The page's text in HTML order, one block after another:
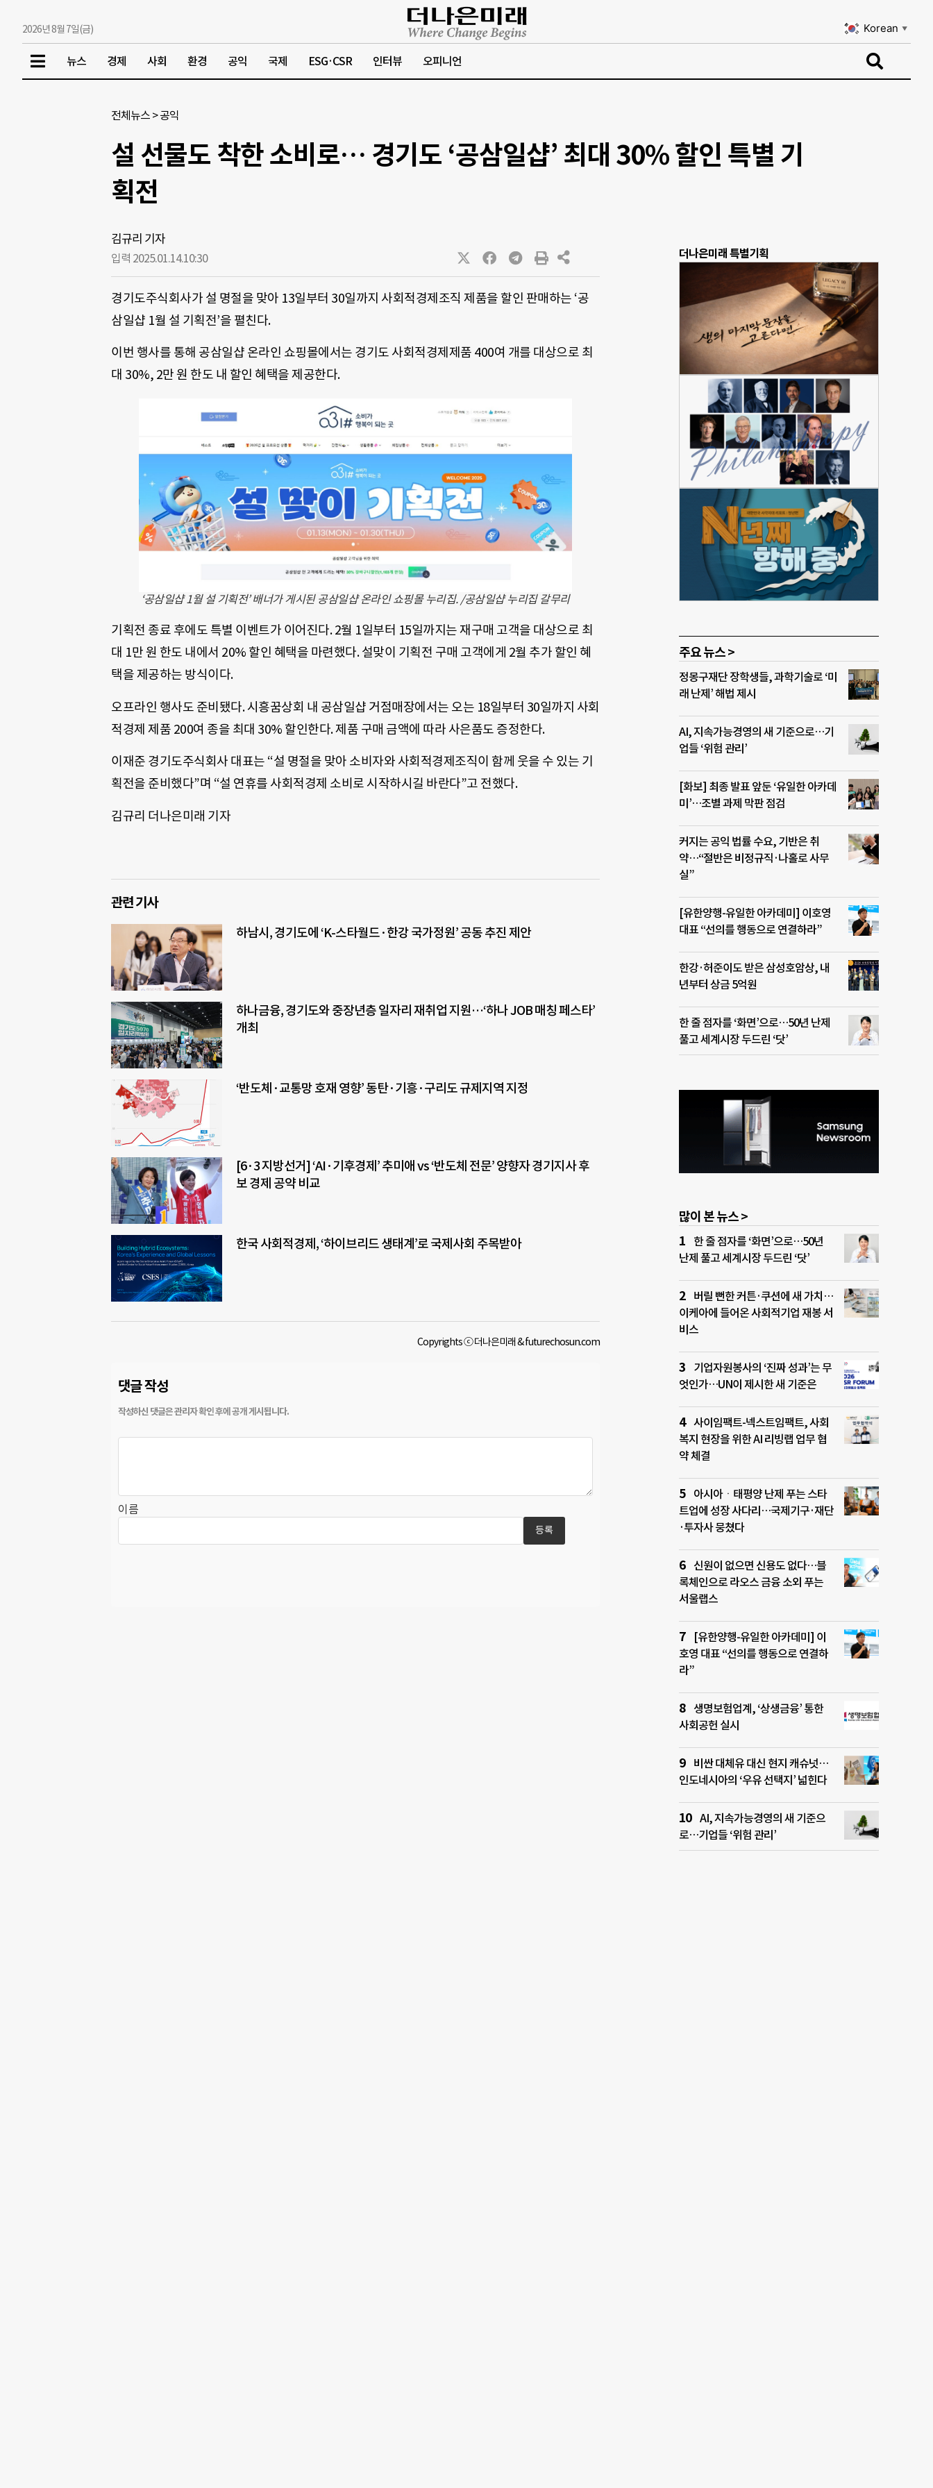
2026년 8월 7일(금) Korean ▼
뉴스 경제 사회 환경 공익 국제 ESG·CSR 인터뷰 오피니언
전체뉴스 >공익
설 선물도 착한 소비로… 경기도 ‘공삼일샵’ 최대 30% 할인 특별 기
획전
김규리 기자
입력 2025.01.14.10:30
경기도주식회사가 설 명절을 맞아 13일부터 30일까지 사회적경제조직 제품을 할인 판매하는 ‘공
삼일샵 1월 설 기획전’을 펼친다.
이번 행사를 통해 공삼일샵 온라인 쇼핑몰에서는 경기도 사회적경제제품 400여 개를 대상으로 최
대 30%, 2만 원 한도 내 할인 혜택을 제공한다.
‘공삼일샵 1월 설 기획전’ 배너가 게시된 공삼일샵 온라인 쇼핑몰 누리집. /공삼일샵 누리집 갈무리
기획전 종료 후에도 특별 이벤트가 이어진다. 2월 1일부터 15일까지는 재구매 고객을 대상으로 최
대 1만 원 한도 내에서 20% 할인 혜택을 마련했다. 설맞이 기획전 구매 고객에게 2월 추가 할인 혜
택을 제공하는 방식이다.
오프라인 행사도 준비됐다. 시흥꿈상회 내 공삼일샵 거점매장에서는 오는 18일부터 30일까지 사회
적경제 제품 200여 종을 최대 30% 할인한다. 제품 구매 금액에 따라 사은품도 증정한다.
이재준 경기도주식회사 대표는 “설 명절을 맞아 소비자와 사회적경제조직이 함께 웃을 수 있는 기
획전을 준비했다”며 “설 연휴를 사회적경제 소비로 시작하시길 바란다”고 전했다.
김규리 더나은미래 기자
관련 기사
하남시, 경기도에 ‘K-스타월드·한강 국가정원’ 공동 추진 제안
하나금융, 경기도와 중장년층 일자리 재취업 지원…‘하나 JOB 매칭 페스타’
개최
‘반도체·교통망 호재 영향’ 동탄·기흥·구리도 규제지역 지정
[6·3 지방선거] ‘AI·기후경제’ 추미애 vs ‘반도체 전문’ 양향자 경기지사 후
보 경제 공약 비교
한국 사회적경제, ‘하이브리드 생태계’로 국제사회 주목받아
Copyrights ⓒ 더나은미래 & futurechosun.com
댓글 작성
이름
더나은미래 특별기획
주요 뉴스 >
정몽구재단 장학생들, 과학기술로 ‘미
래 난제’ 해법 제시
AI, 지속가능경영의 새 기준으로…기
업들 ‘위험 관리’
[화보] 최종 발표 앞둔 ‘유일한 아카데
미’…조별 과제 막판 점검
커지는 공익 법률 수요, 기반은 취
약…“절반은 비정규직·나홀로 사무
실”
[유한양행-유일한 아카데미] 이호영
대표 “선의를 행동으로 연결하라”
한강·허준이도 받은 삼성호암상, 내
년부터 상금 5억원
한 줄 점자를 ‘화면’으로…50년 난제
풀고 세계시장 두드린 ‘닷’
많이 본 뉴스 >
한 줄 점자를 ‘화면’으로…50년
난제 풀고 세계시장 두드린 ‘닷’
버릴 뻔한 커튼·쿠션에 새 가치…
이케아에 들어온 사회적기업 재봉 서
비스
기업자원봉사의 ‘진짜 성과’는 무
엇인가…UN이 제시한 새 기준은
사이임팩트-넥스트임팩트, 사회
복지 현장을 위한 AI 리빙랩 업무 협
약 체결
아시아ㆍ태평양 난제 푸는 스타
트업에 성장 사다리…국제기구·재단
·투자사 뭉쳤다
신원이 없으면 신용도 없다…블
록체인으로 라오스 금융 소외 푸는
서울랩스
[유한양행-유일한 아카데미] 이
호영 대표 “선의를 행동으로 연결하
라”
생명보험업계, ‘상생금융’ 통한
사회공헌 실시
비싼 대체유 대신 현지 캐슈넛…
인도네시아의 ‘우유 선택지’ 넓힌다
AI, 지속가능경영의 새 기준으
로…기업들 ‘위험 관리’